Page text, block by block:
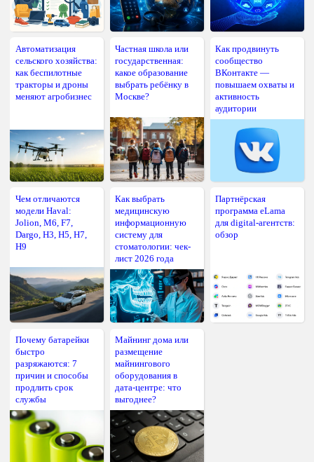
Автоматизация
сельского хозяйства:
как беспилотные
тракторы и дроны
меняют агробизнес
Частная школа или
государственная:
какое образование
выбрать ребёнку в
Москве?
Как продвинуть
сообщество
ВКонтакте —
повышаем охваты и
активность
аудитории
Чем отличаются
модели Haval:
Jolion, M6, F7,
Dargo, H3, H5, H7,
H9
Как выбрать
медицинскую
информационную
систему для
стоматологии: чек-
лист 2026 года
Партнёрская
программа eLama
для digital-агентств:
обзор
Почему батарейки
быстро
разряжаются: 7
причин и способы
продлить срок
службы
Майнинг дома или
размещение
майнингового
оборудования в
дата-центре: что
выгоднее?